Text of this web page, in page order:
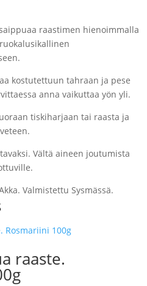
raastimen hienoimmalla
kostutettuun tahraan ja pese
anna vaikuttaa yön yli.
tiskiharjaan tai raasta ja
Vältä aineen joutumista
Valmistettu Sysmässä.
raaste.